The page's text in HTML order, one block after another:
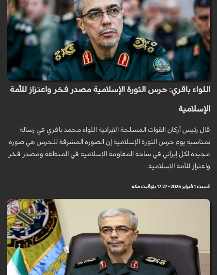
اللواء باقري: حرس الثورة الإسلامية مصدر فخر واعتزاز للأمة
الإسلامية
قال رئيس أركان القوات المسلحة الايرانية اللواء محمد باقري في رسالة
بمناسبة يوم حرس الثورة الإسلامية إن الصورة المشرقة للحرس هي صورة
مجيدة لكل إيراني في ساحة المقاومة الإسلامية في المنطقة ومصدر فخر
واعتزاز للأمة الإسلامية.
السبت 1 فبراير 2025 - 17:27 بتوقيت مكة